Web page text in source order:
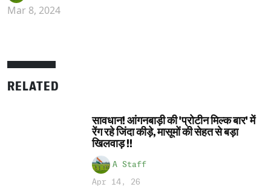
Mar 8, 2024
RELATED
सावधान! आंगनबाड़ी की 'प्रोटीन मिल्क बार' में
रेंग रहे जिंदा कीड़े, मासूमों की सेहत से बड़ा
खिलवाड़ !!
A Staff
Apr 14, 26